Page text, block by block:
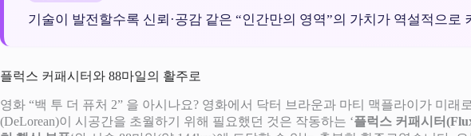
기술이 발전할수록 신뢰·공감 같은 “인간만의 영역”의 가치가 역설적으로
플럭스 커패시터와 88마일의 활주로
영화 “백 투 더 퓨처 2” 을 아시나요? 영화에서 닥터 브라운과 마티 맥플라이가 미
(DeLorean)이 시공간을 초월하기 위해 필요했던 것은 작동하는 ‘플럭스 커패시터